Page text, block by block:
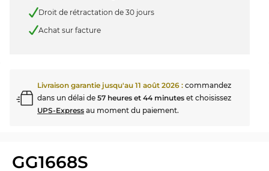
Droit de rétractation de 30 jours
Achat sur facture
Livraison garantie jusqu'au 11 août 2026 : commandez
dans un délai de 57 heures et 44 minutes et choisissez
UPS-Express au moment du paiement.
GG1668S